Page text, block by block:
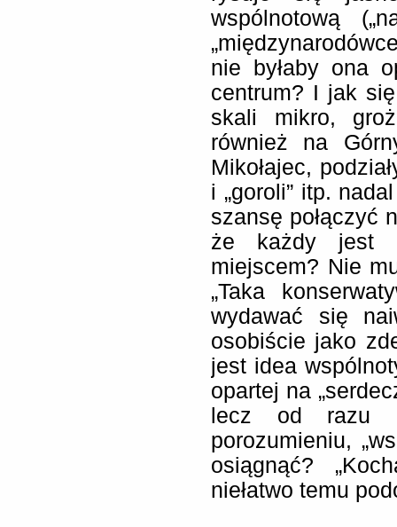
wspólnotową
nie byłaby ona
centrum? I jak
skali mikro,
również na
Mikołajec,
i „goroli” itp.
szansę połączyć
że każdy jest
miejscem? Nie
„Taka
wydawać się
osobiście jako
jest idea
opartej na
lecz od razu
porozumieniu,
osiągnąć?
niełatwo temu